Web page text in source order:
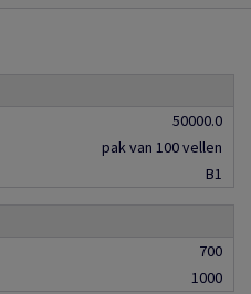
50000.0
pak van 100 vellen
B1
700
1000